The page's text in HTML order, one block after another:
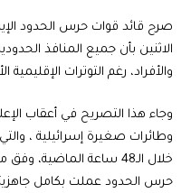
صرح قائد قوات حرس الحدود
الاثنين بأن جميع المنافذ
والأفراد، رغم التوترات الإقليمية
وطائرات صغيرة إسرائيلية ،
خلال الـ48 ساعة
حرس الحدود عملت بكامل